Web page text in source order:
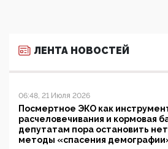
ЛЕНТА НОВОСТЕЙ
06:48, 21 Июля 2026
Посмертное ЭКО как
расчеловечивания и кормовая
депутатам пора остановить
методы «спасения